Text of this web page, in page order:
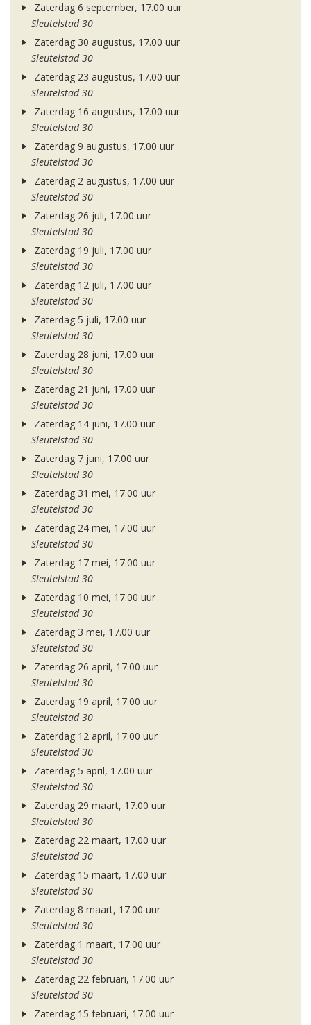
Zaterdag 6 september, 17.00 uur
Sleutelstad 30
Zaterdag 30 augustus, 17.00 uur
Sleutelstad 30
Zaterdag 23 augustus, 17.00 uur
Sleutelstad 30
Zaterdag 16 augustus, 17.00 uur
Sleutelstad 30
Zaterdag 9 augustus, 17.00 uur
Sleutelstad 30
Zaterdag 2 augustus, 17.00 uur
Sleutelstad 30
Zaterdag 26 juli, 17.00 uur
Sleutelstad 30
Zaterdag 19 juli, 17.00 uur
Sleutelstad 30
Zaterdag 12 juli, 17.00 uur
Sleutelstad 30
Zaterdag 5 juli, 17.00 uur
Sleutelstad 30
Zaterdag 28 juni, 17.00 uur
Sleutelstad 30
Zaterdag 21 juni, 17.00 uur
Sleutelstad 30
Zaterdag 14 juni, 17.00 uur
Sleutelstad 30
Zaterdag 7 juni, 17.00 uur
Sleutelstad 30
Zaterdag 31 mei, 17.00 uur
Sleutelstad 30
Zaterdag 24 mei, 17.00 uur
Sleutelstad 30
Zaterdag 17 mei, 17.00 uur
Sleutelstad 30
Zaterdag 10 mei, 17.00 uur
Sleutelstad 30
Zaterdag 3 mei, 17.00 uur
Sleutelstad 30
Zaterdag 26 april, 17.00 uur
Sleutelstad 30
Zaterdag 19 april, 17.00 uur
Sleutelstad 30
Zaterdag 12 april, 17.00 uur
Sleutelstad 30
Zaterdag 5 april, 17.00 uur
Sleutelstad 30
Zaterdag 29 maart, 17.00 uur
Sleutelstad 30
Zaterdag 22 maart, 17.00 uur
Sleutelstad 30
Zaterdag 15 maart, 17.00 uur
Sleutelstad 30
Zaterdag 8 maart, 17.00 uur
Sleutelstad 30
Zaterdag 1 maart, 17.00 uur
Sleutelstad 30
Zaterdag 22 februari, 17.00 uur
Sleutelstad 30
Zaterdag 15 februari, 17.00 uur